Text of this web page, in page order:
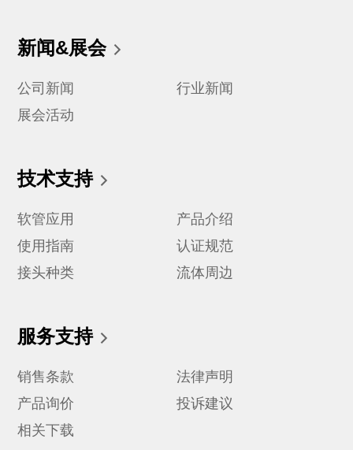
新闻&展会
公司新闻
行业新闻
展会活动
技术支持
软管应用
产品介绍
使用指南
认证规范
接头种类
流体周边
服务支持
销售条款
法律声明
产品询价
投诉建议
相关下载